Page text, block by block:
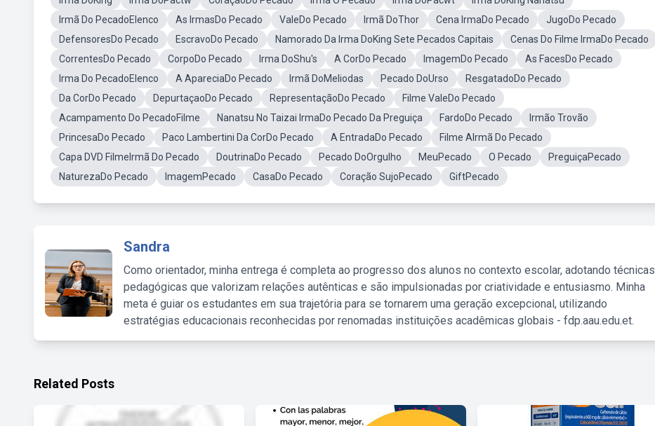
Irmã Do PecadoElenco
As IrmasDo Pecado ValeDo Pecado Irmã DoThor Cena IrmaDo Pecado
JugoDo Pecado
DefensoresDo Pecado
EscravoDo Pecado Namorado Da Irma DoKing Sete Pecados Capitais
Cenas Do Filme IrmaDo Pecado
CorrentesDo Pecado
CorpoDo Pecado Irma DoShu's A CorDo Pecado ImagemDo Pecado
As FacesDo Pecado
Irma Do PecadoElenco
A ApareciaDo Pecado Irmã DoMeliodas Pecado DoUrso
ResgatadoDo Pecado
Da CorDo Pecado
DepurtaçaoDo Pecado RepresentaçãoDo Pecado
Filme ValeDo Pecado
Acampamento Do PecadoFilme
Nanatsu No Taizai IrmaDo Pecado Da Preguiça FardoDo Pecado
Irmão Trovão
PrincesaDo Pecado
Paco Lambertini Da CorDo Pecado A EntradaDo Pecado
Filme AIrmã Do Pecado
Capa DVD FilmeIrmã Do Pecado
DoutrinaDo Pecado Pecado DoOrgulho MeuPecado O Pecado
PreguiçaPecado
NaturezaDo Pecado
ImagemPecado CasaDo Pecado Coração SujoPecado GiftPecado
Sandra
Como orientador, minha entrega é completa ao progresso dos alunos no contexto escolar, adotando técnicas
pedagógicas que valorizam relações autênticas e são impulsionadas por criatividade e entusiasmo. Minha
meta é guiar os estudantes em sua trajetória para se tornarem uma geração excepcional, utilizando
estratégias educacionais reconhecidas por renomadas instituições acadêmicas globais - fdp.aau.edu.et.
Related Posts